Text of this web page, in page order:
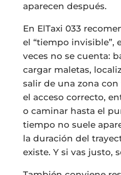
aparecen después.
En ElTaxi 033
el “tiempo invisible”,
veces no se cuenta:
cargar maletas,
salir de una zona
el acceso correcto,
o caminar hasta el
tiempo no suele
la duración del
existe. Y si vas justo,